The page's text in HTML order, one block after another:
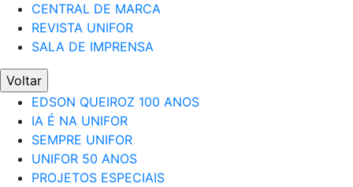
CENTRAL DE MARCA
REVISTA UNIFOR
SALA DE IMPRENSA
Voltar
EDSON QUEIROZ 100 ANOS
IA É NA UNIFOR
SEMPRE UNIFOR
UNIFOR 50 ANOS
PROJETOS ESPECIAIS